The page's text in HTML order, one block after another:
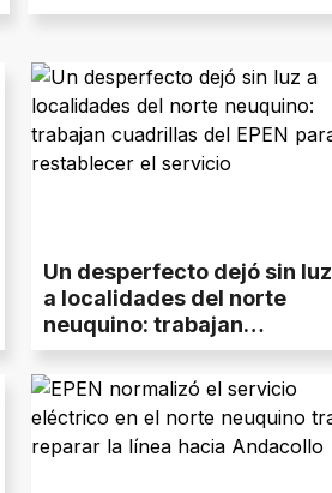
Un desperfecto dejó sin luz
a localidades del norte
neuquino: trabajan
cuadrillas del EPEN para
restablecer el servicio